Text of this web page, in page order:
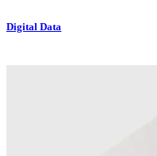
Digital Data